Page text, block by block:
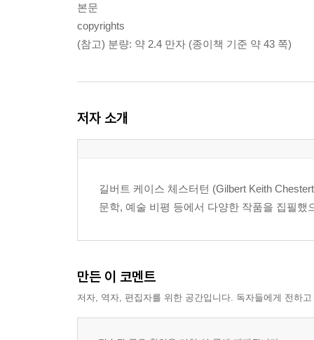
본문
copyrights
(참고) 분량: 약 2.4 만자 (종이책 기준 약 43 쪽)
저자 소개
길버트 케이스 체스터턴 (Gilbert Keith
문학, 예술 비평 등에서 다양한 작품을 집필
만든 이 코멘트
저자, 역자, 편집자를 위한 공간입니다. 독자들에게 전하